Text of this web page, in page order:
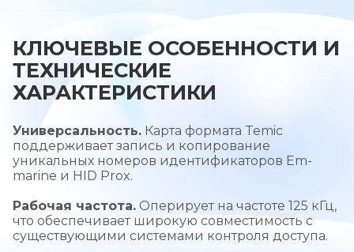
КЛЮЧЕВЫЕ ОСОБЕННОСТИ И
ТЕХНИЧЕСКИЕ
ХАРАКТЕРИСТИКИ
Универсальность. Карта формата Temic
поддерживает запись и копирование
уникальных номеров идентификаторов Em-
marine и HID Prox.
Рабочая частота. Оперирует на частоте 125 кГц,
что обеспечивает широкую совместимость с
существующими системами контроля доступа.